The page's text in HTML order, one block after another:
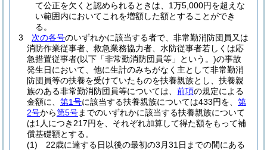
て公正を欠くと認められるときは、1万5,000円を超えな
い範囲内においてこれを増額した額とすることができ
る。
3
次の各号のいずれかに該当する者で、非常勤消防団員又は
消防作業従事者、救急業務協力者、水防従事者若しくは応
急措置従事者(以下「非常勤消防団員等」という。)の事故
発生日において、他に生計のみちがなく主として非常勤消
防団員等の扶養を受けていたものを扶養親族とし、扶養親
族のある非常勤消防団員等については、 前項の規定による
金額に、 第1号に該当する扶養親族については433円を、 第
2号から第5号までのいずれかに該当する扶養親族について
は1人につき217円を、それぞれ加算して得た額をもって補
償基礎額とする。
(1)
22歳に達する日以後の最初の3月31日までの間にある